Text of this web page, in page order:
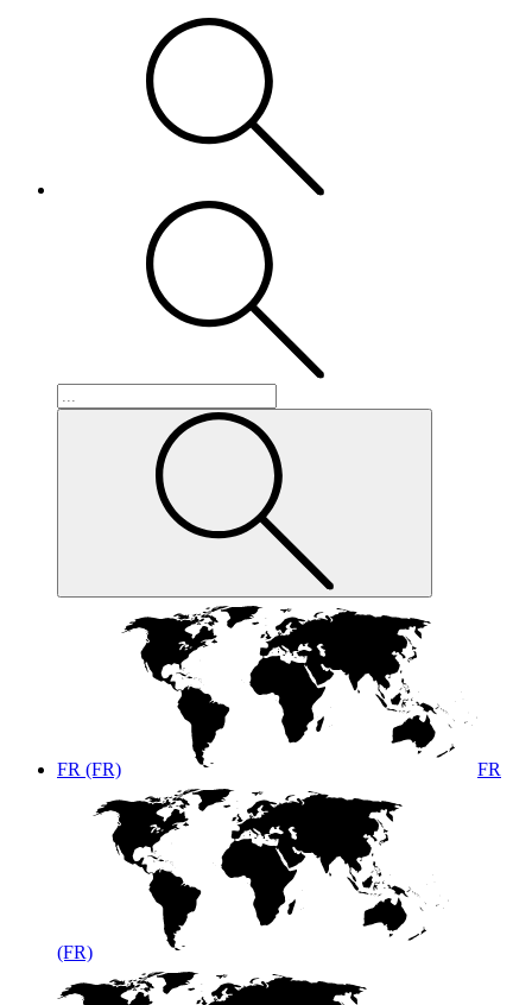
FR (FR) FR
(FR)